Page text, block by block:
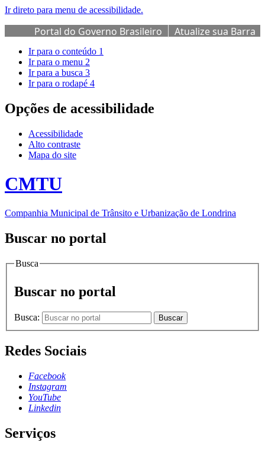
Ir direto para menu de acessibilidade.
Portal do Governo Brasileiro
Atualize sua Barra
de Governo
Ir para o conteúdo 1
Ir para o menu 2
Ir para a busca 3
Ir para o rodapé 4
Opções de acessibilidade
Acessibilidade
Alto contraste
Mapa do site
CMTU
Companhia Municipal de Trânsito e Urbanização de Londrina
Buscar no portal
Busca
Buscar no portal
Busca: Buscar
Redes Sociais
Facebook
Instagram
YouTube
Linkedin
Serviços